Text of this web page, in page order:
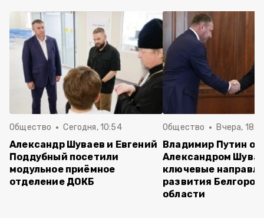
Общество Сегодня, 10:54
Александр Шуваев и Евгений
Поддубный посетили
модульное приёмное
отделение ДОКБ
Общество Вчера,
Владимир Путин
Александром
ключевые
развития
области